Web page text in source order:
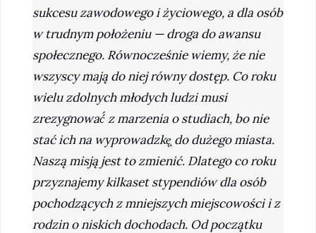
sukcesu zawodowego i życiowego, a dla osób
w trudnym położeniu — droga do awansu
społecznego. Równocześnie wiemy, że nie
wszyscy mają do niej równy dostęp. Co roku
wielu zdolnych młodych ludzi musi
zrezygnować́ z marzenia o studiach, bo nie
stać ich na wyprowadzkę̨ do dużego miasta.
Naszą misją jest to zmienić. Dlatego co roku
przyznajemy kilkaset stypendiów dla osób
pochodzących z mniejszych miejscowości i z
rodzin o niskich dochodach. Od początku